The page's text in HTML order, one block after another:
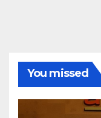
You missed